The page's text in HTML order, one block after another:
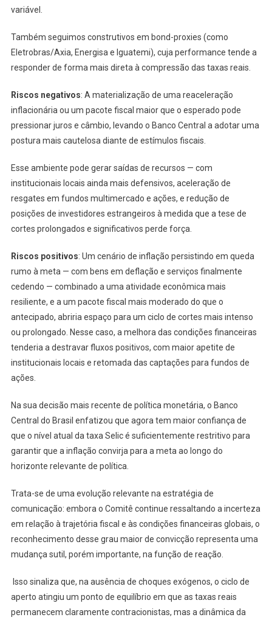
variável.
Também seguimos construtivos em bond-proxies (como
Eletrobras/Axia, Energisa e Iguatemi), cuja performance tende a
responder de forma mais direta à compressão das taxas reais.
Riscos negativos: A materialização de uma reaceleração
inflacionária ou um pacote fiscal maior que o esperado pode
pressionar juros e câmbio, levando o Banco Central a adotar uma
postura mais cautelosa diante de estímulos fiscais.
Esse ambiente pode gerar saídas de recursos — com
institucionais locais ainda mais defensivos, aceleração de
resgates em fundos multimercado e ações, e redução de
posições de investidores estrangeiros à medida que a tese de
cortes prolongados e significativos perde força.
Riscos positivos: Um cenário de inflação persistindo em queda
rumo à meta — com bens em deflação e serviços finalmente
cedendo — combinado a uma atividade econômica mais
resiliente, e a um pacote fiscal mais moderado do que o
antecipado, abriria espaço para um ciclo de cortes mais intenso
ou prolongado. Nesse caso, a melhora das condições financeiras
tenderia a destravar fluxos positivos, com maior apetite de
institucionais locais e retomada das captações para fundos de
ações.
Na sua decisão mais recente de política monetária, o Banco
Central do Brasil enfatizou que agora tem maior confiança de
que o nível atual da taxa Selic é suficientemente restritivo para
garantir que a inflação convirja para a meta ao longo do
horizonte relevante de política.
Trata-se de uma evolução relevante na estratégia de
comunicação: embora o Comitê continue ressaltando a incerteza
em relação à trajetória fiscal e às condições financeiras globais, o
reconhecimento desse grau maior de convicção representa uma
mudança sutil, porém importante, na função de reação.
Isso sinaliza que, na ausência de choques exógenos, o ciclo de
aperto atingiu um ponto de equilíbrio em que as taxas reais
permanecem claramente contracionistas, mas a dinâmica da